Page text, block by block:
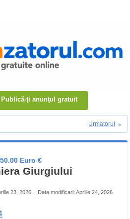
Publică-ţi anunţul gratuit
Urmatorul
Euro €
Giurgiului
23, 2026 Data modificari: Aprilie 24, 2026